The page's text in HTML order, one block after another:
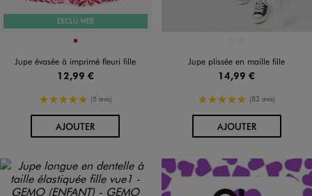
EXCLU WEB
Disponible en 1 coloris
ROUGE
Jupe évasée à imprimé fleuri fille
12,99 €
5/5 de moyenne
(5 avis)
AJOUTERAU PANIER
Jupe plissée en maille fille
14,99 €
5/5 de moyenne
(83 avis)
AJOUTERAU PANIER